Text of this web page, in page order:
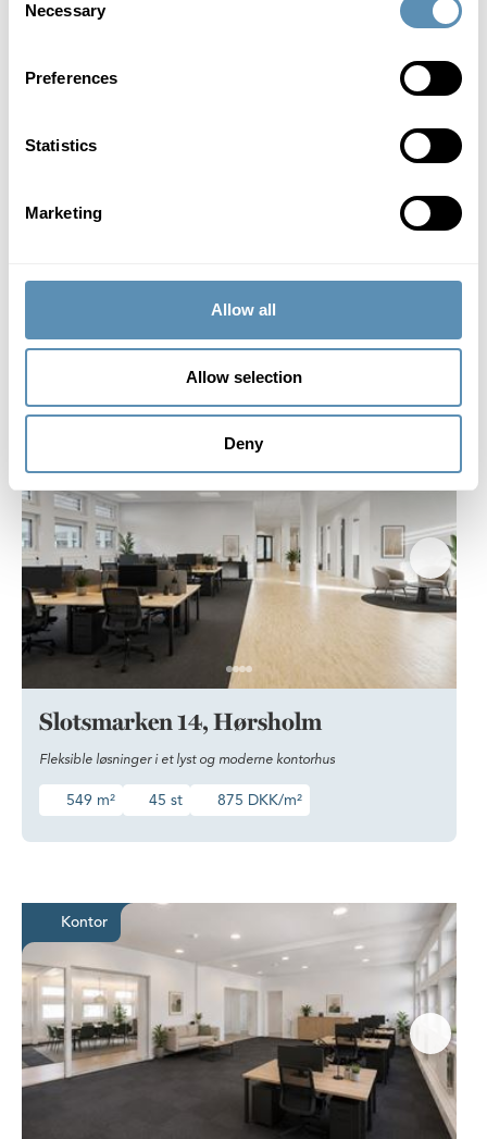
Selection
Necessary
Preferences
Statistics
Marketing
Allow all
Allow selection
Deny
Kontoret med naturen i baghaven
Fleksible løsninger i et lyst og
Slotsmarken 14, Hørsholm
Fleksible løsninger i et lyst og moderne kontorhus
549 m² 45 st 875 DKK/m²
Lyst kontor med fleksible
Kontor